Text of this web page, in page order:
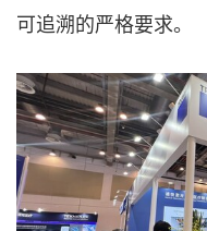
可追溯的严格要求。